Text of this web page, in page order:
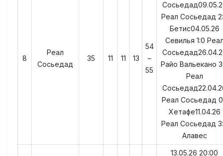
8
Реал
Сосьедад
35 11 11 13
54
–
55
Реал Сосьедад
Бетис04.05.26
Севилья 1:0
Райо Вальекано
Реал
Реал Сосьедад
Хетафе11.04.26
Реал Сосьедад
Алавес
13.05.26 20:00